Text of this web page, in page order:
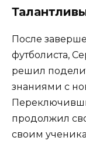
После
футболиста,
решил
знаниями с
продолжил
своим